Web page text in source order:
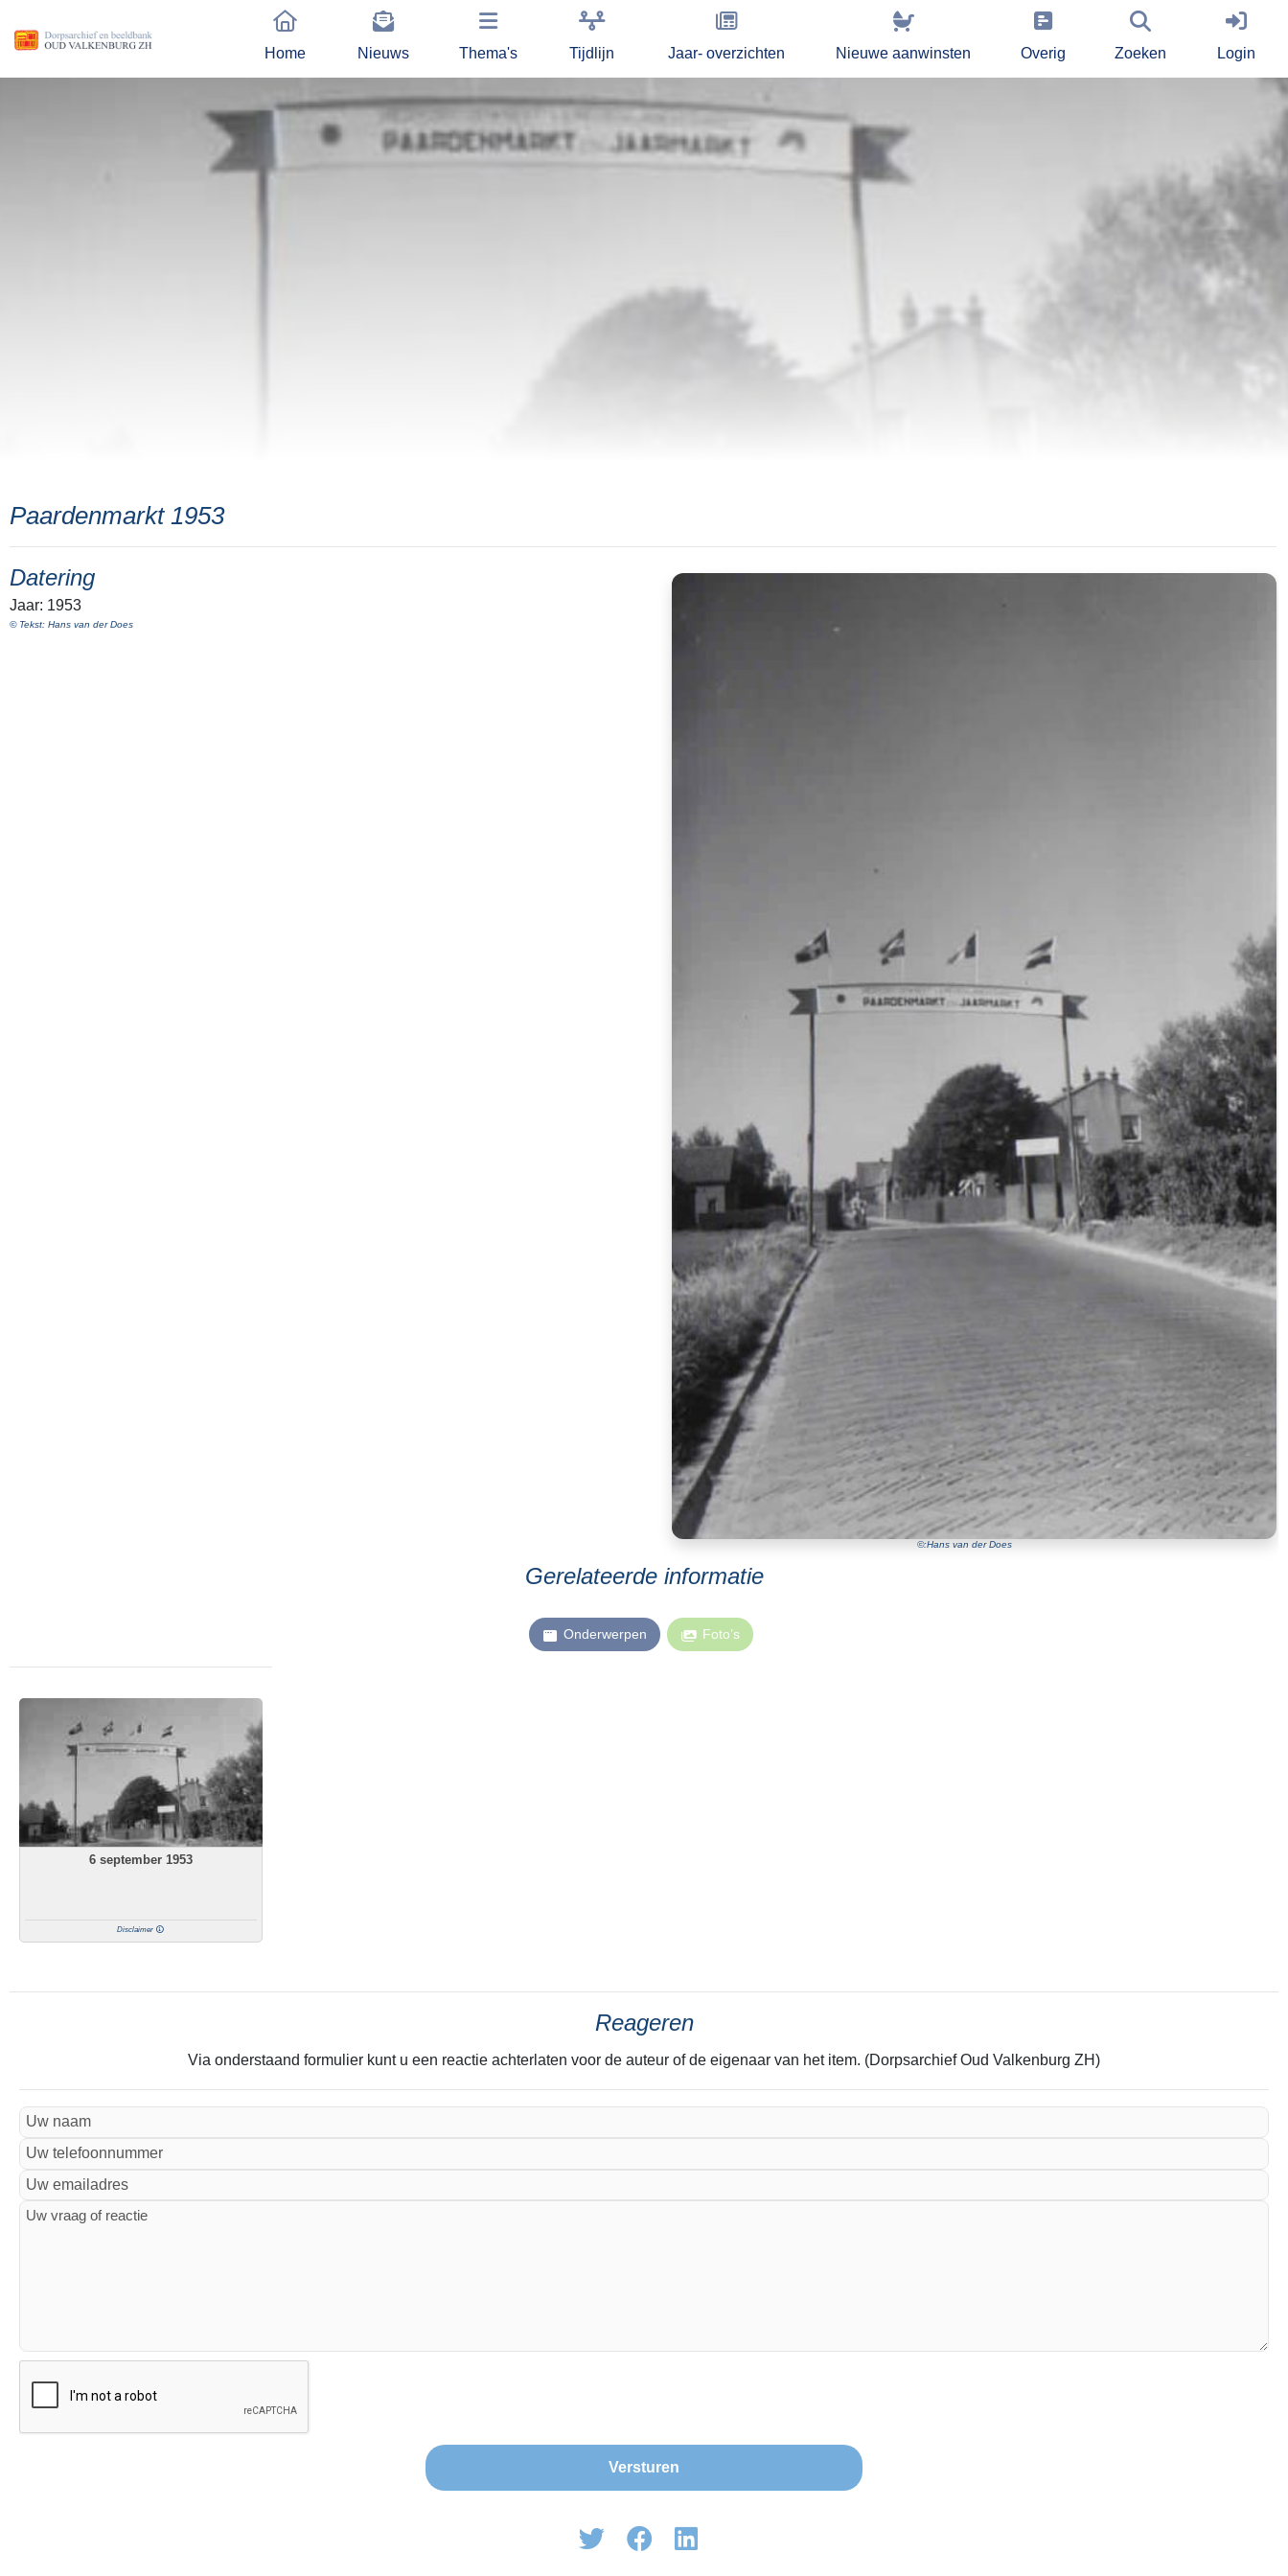
Home Nieuws Thema's Tijdlijn Jaar- overzichten Nieuwe aanwinsten Overig Zoeken Login
Paardenmarkt 1953
©:Hans van der Does
Datering
Jaar: 1953
© Tekst: Hans van der Does
Gerelateerde informatie
Onderwerpen Foto’s
6 september 1953
Disclaimer
Reageren
Via onderstaand formulier kunt u een reactie achterlaten voor de auteur of de eigenaar van het item. (Dorpsarchief Oud Valkenburg ZH)